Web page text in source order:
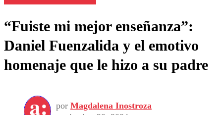
“Fuiste mi mejor enseñanza”:
Daniel Fuenzalida y el emotivo
homenaje que le hizo a su padre
por Magdalena Inostroza